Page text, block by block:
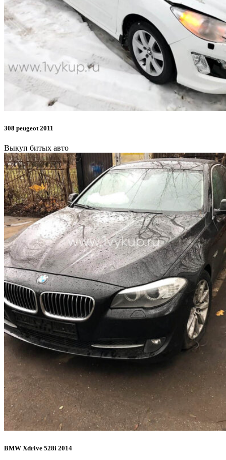
308 peugeot 2011
Выкуп битых авто
BMW Xdrive 528i 2014